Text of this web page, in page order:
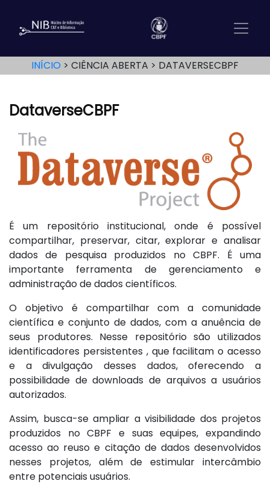
INÍCIO CIÊNCIA ABERTA DATAVERSECBPF
DataverseCBPF
É um repositório institucional, onde é possível
compartilhar, preservar, citar, explorar e analisar
dados de pesquisa produzidos no CBPF. É uma
importante ferramenta de gerenciamento e
administração de dados científicos.
O objetivo é compartilhar com a comunidade
científica e conjunto de dados, com a anuência de
seus produtores. Nesse repositório são utilizados
identificadores persistentes , que facilitam o acesso
e a divulgação desses dados, oferecendo a
possibilidade de downloads de arquivos a usuários
autorizados.
Assim, busca-se ampliar a visibilidade dos projetos
produzidos no CBPF e suas equipes, expandindo
acesso ao reuso e citação de dados desenvolvidos
nesses projetos, além de estimular intercâmbio
entre potenciais usuários.